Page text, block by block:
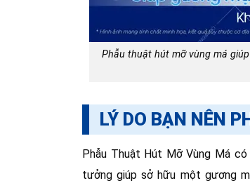
Phẫu thuật hút mỡ vùng má
LÝ DO BẠN NÊN
Phẫu Thuật Hút Mỡ Vùng Má
tưởng giúp sở hữu một gương